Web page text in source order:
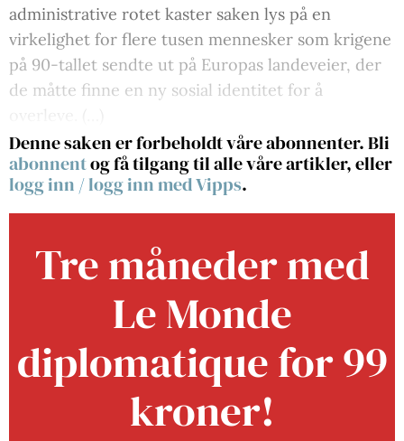
administrative rotet kaster saken lys på en
virkelighet for flere tusen mennesker som krigene
på 90-tallet sendte ut på Europas landeveier, der
de måtte finne en ny sosial identitet for å
overleve. (…)
Denne saken er forbeholdt våre abonnenter. Bli
abonnentog få tilgang til alle våre artikler, eller
logg inn /logg inn med Vipps.
Tre måneder med
Le Monde
diplomatique for 99
kroner!